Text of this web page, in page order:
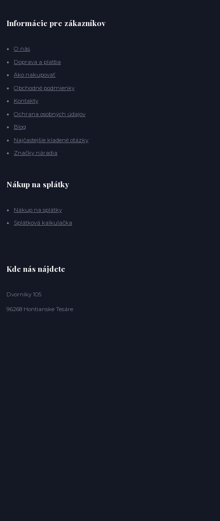
Informácie pre zákazníkov
O nás
Doprava a platba
Ako nakupovať
Obchodné podmienky
Kontakty
Ochrana osobných údajov
Blog
Najčastejšie kladené otázky
Značky náradia
Nákup na splátky
Nákup na splátky
Splátková kalkulačka
Kde nás nájdete
Dvorníky 105
96268 Hontianske Tesáre